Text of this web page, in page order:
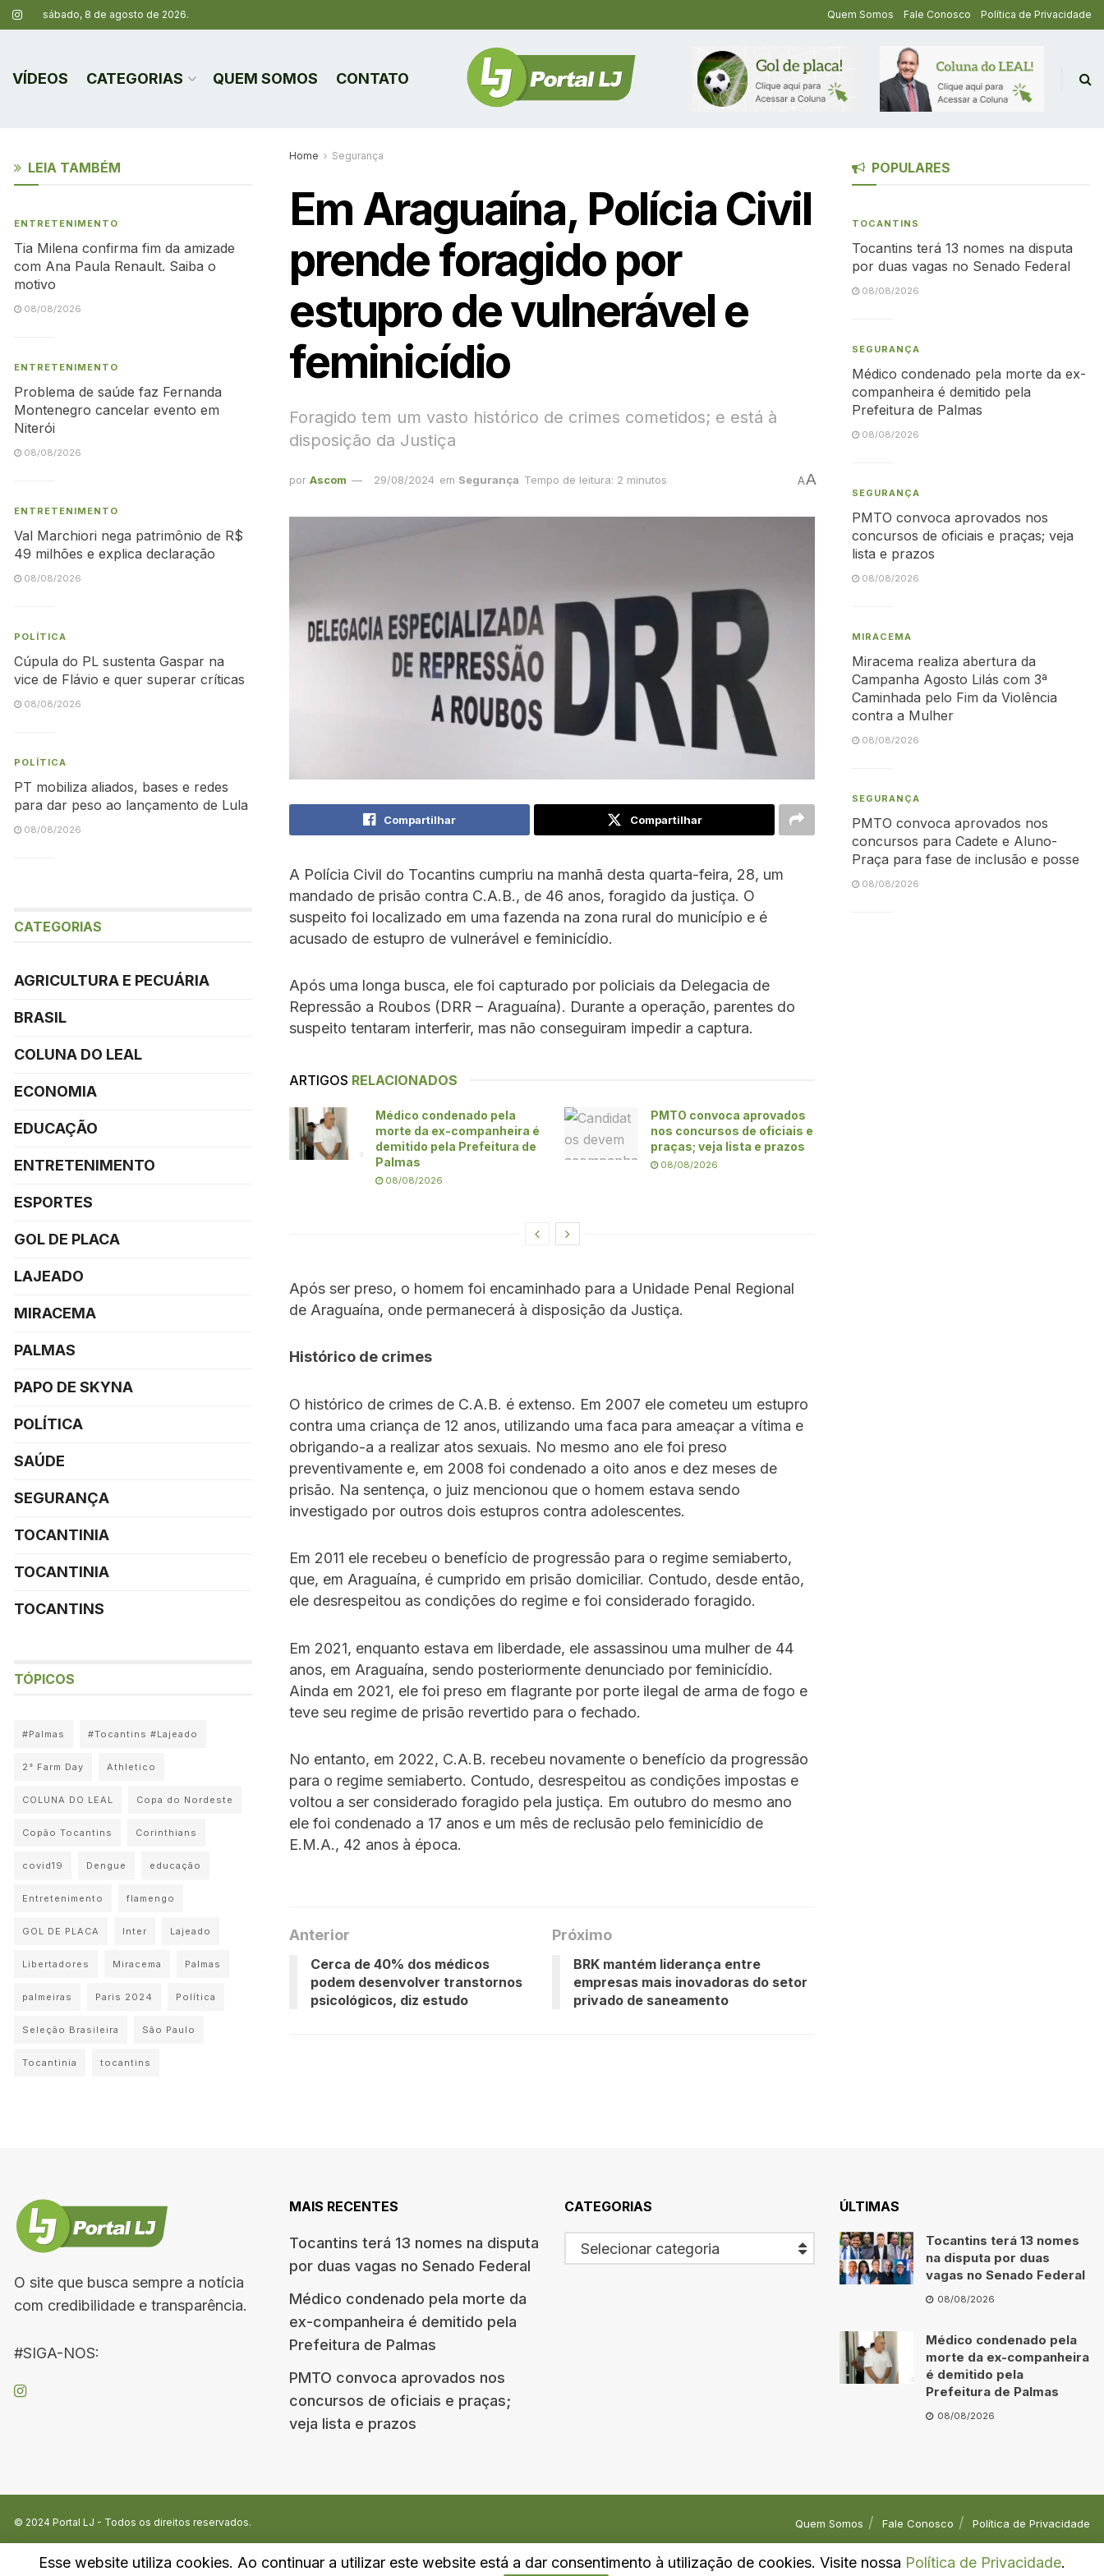
sábado, 8 de agosto de 2026. Quem Somos Fale Conosco Política de Privacidade
VÍDEOS CATEGORIAS QUEM SOMOS CONTATO
Home Segurança
Em Araguaína, Polícia Civil
prende foragido por
estupro de vulnerável e
feminicídio
Foragido tem um vasto histórico de crimes cometidos; e está à
disposição da Justiça
por Ascom 29/08/2024 em Segurança Tempo de leitura: 2 minutos AA
Compartilhar Compartilhar
A Polícia Civil do Tocantins cumpriu na manhã desta quarta-feira, 28, um
mandado de prisão contra C.A.B., de 46 anos, foragido da justiça. O
suspeito foi localizado em uma fazenda na zona rural do município e é
acusado de estupro de vulnerável e feminicídio.
Após uma longa busca, ele foi capturado por policiais da Delegacia de
Repressão a Roubos (DRR – Araguaína). Durante a operação, parentes do
suspeito tentaram interferir, mas não conseguiram impedir a captura.
ARTIGOS RELACIONADOS
Médico condenado pela
morte da ex-companheira é
demitido pela Prefeitura de
Palmas
08/08/2026
PMTO convoca aprovados
nos concursos de oficiais e
praças; veja lista e prazos
08/08/2026
Após ser preso, o homem foi encaminhado para a Unidade Penal Regional
de Araguaína, onde permanecerá à disposição da Justiça.
Histórico de crimes
O histórico de crimes de C.A.B. é extenso. Em 2007 ele cometeu um estupro
contra uma criança de 12 anos, utilizando uma faca para ameaçar a vítima e
obrigando-a a realizar atos sexuais. No mesmo ano ele foi preso
preventivamente e, em 2008 foi condenado a oito anos e dez meses de
prisão. Na sentença, o juiz mencionou que o homem estava sendo
investigado por outros dois estupros contra adolescentes.
Em 2011 ele recebeu o benefício de progressão para o regime semiaberto,
que, em Araguaína, é cumprido em prisão domiciliar. Contudo, desde então,
ele desrespeitou as condições do regime e foi considerado foragido.
Em 2021, enquanto estava em liberdade, ele assassinou uma mulher de 44
anos, em Araguaína, sendo posteriormente denunciado por feminicídio.
Ainda em 2021, ele foi preso em flagrante por porte ilegal de arma de fogo e
teve seu regime de prisão revertido para o fechado.
No entanto, em 2022, C.A.B. recebeu novamente o benefício da progressão
para o regime semiaberto. Contudo, desrespeitou as condições impostas e
voltou a ser considerado foragido pela justiça. Em outubro do mesmo ano
ele foi condenado a 17 anos e um mês de reclusão pelo feminicídio de
E.M.A., 42 anos à época.
Anterior
Cerca de 40% dos médicos
podem desenvolver transtornos
psicológicos, diz estudo
Próximo
BRK mantém liderança entre
empresas mais inovadoras do setor
privado de saneamento
LEIA TAMBÉM
ENTRETENIMENTO
Tia Milena confirma fim da amizade
com Ana Paula Renault. Saiba o
motivo
08/08/2026
ENTRETENIMENTO
Problema de saúde faz Fernanda
Montenegro cancelar evento em
Niterói
08/08/2026
ENTRETENIMENTO
Val Marchiori nega patrimônio de R$
49 milhões e explica declaração
08/08/2026
POLÍTICA
Cúpula do PL sustenta Gaspar na
vice de Flávio e quer superar críticas
08/08/2026
POLÍTICA
PT mobiliza aliados, bases e redes
para dar peso ao lançamento de Lula
08/08/2026
CATEGORIAS
AGRICULTURA E PECUÁRIA
BRASIL
COLUNA DO LEAL
ECONOMIA
EDUCAÇÃO
ENTRETENIMENTO
ESPORTES
GOL DE PLACA
LAJEADO
MIRACEMA
PALMAS
PAPO DE SKYNA
POLÍTICA
SAÚDE
SEGURANÇA
TOCANTINIA
TOCANTINIA
TOCANTINS
TÓPICOS
#Palmas #Tocantins #Lajeado
2° Farm Day Athletico
COLUNA DO LEAL Copa do Nordeste
Copão Tocantins Corinthians
covid19 Dengue educação
Entretenimento flamengo
GOL DE PLACA Inter Lajeado
Libertadores Miracema Palmas
palmeiras Paris 2024 Política
Seleção Brasileira São Paulo
Tocantinia tocantins
POPULARES
TOCANTINS
Tocantins terá 13 nomes na disputa
por duas vagas no Senado Federal
08/08/2026
SEGURANÇA
Médico condenado pela morte da ex-
companheira é demitido pela
Prefeitura de Palmas
08/08/2026
SEGURANÇA
PMTO convoca aprovados nos
concursos de oficiais e praças; veja
lista e prazos
08/08/2026
MIRACEMA
Miracema realiza abertura da
Campanha Agosto Lilás com 3ª
Caminhada pelo Fim da Violência
contra a Mulher
08/08/2026
SEGURANÇA
PMTO convoca aprovados nos
concursos para Cadete e Aluno-
Praça para fase de inclusão e posse
08/08/2026
O site que busca sempre a notícia
com credibilidade e transparência.
#SIGA-NOS:
MAIS RECENTES
Tocantins terá 13 nomes na disputa
por duas vagas no Senado Federal
Médico condenado pela morte da
ex-companheira é demitido pela
Prefeitura de Palmas
PMTO convoca aprovados nos
concursos de oficiais e praças;
veja lista e prazos
CATEGORIAS
Selecionar categoria
ÚLTIMAS
Tocantins terá 13 nomes
na disputa por duas
vagas no Senado Federal
08/08/2026
Médico condenado pela
morte da ex-companheira
é demitido pela
Prefeitura de Palmas
08/08/2026
Quem Somos Fale Conosco Política de Privacidade
© 2024 Portal LJ - Todos os direitos reservados.
Esse website utiliza cookies. Ao continuar a utilizar este website está a dar consentimento à utilização de cookies. Visite nossa Política de Privacidade.